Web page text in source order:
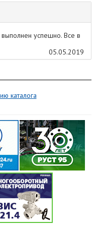
успешно. Все в
05.05.2019
каталога